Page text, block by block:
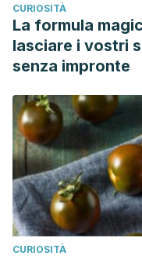
CURIOSITÀ
La formula
lasciare i vostri
senza impronte
CURIOSITÀ